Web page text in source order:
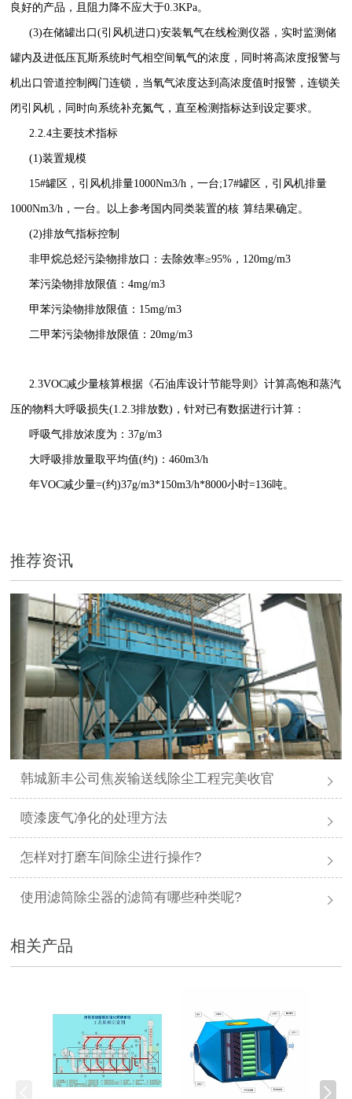
良好的产品，且阻力降不应大于0.3KPa。
(3)在储罐出口(引风机进口)安装氧气在线检测仪器，实时监测储
罐内及进低压瓦斯系统时气相空间氧气的浓度，同时将高浓度报警与
机出口管道控制阀门连锁，当氧气浓度达到高浓度值时报警，连锁关
闭引风机，同时向系统补充氮气，直至检测指标达到设定要求。
2.2.4主要技术指标
(1)装置规模
15#罐区，引风机排量1000Nm3/h，一台;17#罐区，引风机排量
1000Nm3/h，一台。以上参考国内同类装置的核 算结果确定。
(2)排放气指标控制
非甲烷总烃污染物排放口：去除效率≥95%，120mg/m3
苯污染物排放限值：4mg/m3
甲苯污染物排放限值：15mg/m3
二甲苯污染物排放限值：20mg/m3
2.3VOC减少量核算根据《石油库设计节能导则》计算高饱和蒸汽
压的物料大呼吸损失(1.2.3排放数)，针对已有数据进行计算：
呼吸气排放浓度为：37g/m3
大呼吸排放量取平均值(约)：460m3/h
年VOC减少量=(约)37g/m3*150m3/h*8000小时=136吨。
推荐资讯
韩城新丰公司焦炭输送线除尘工程完美收官
喷漆废气净化的处理方法
怎样对打磨车间除尘进行操作?
使用滤筒除尘器的滤筒有哪些种类呢?
相关产品